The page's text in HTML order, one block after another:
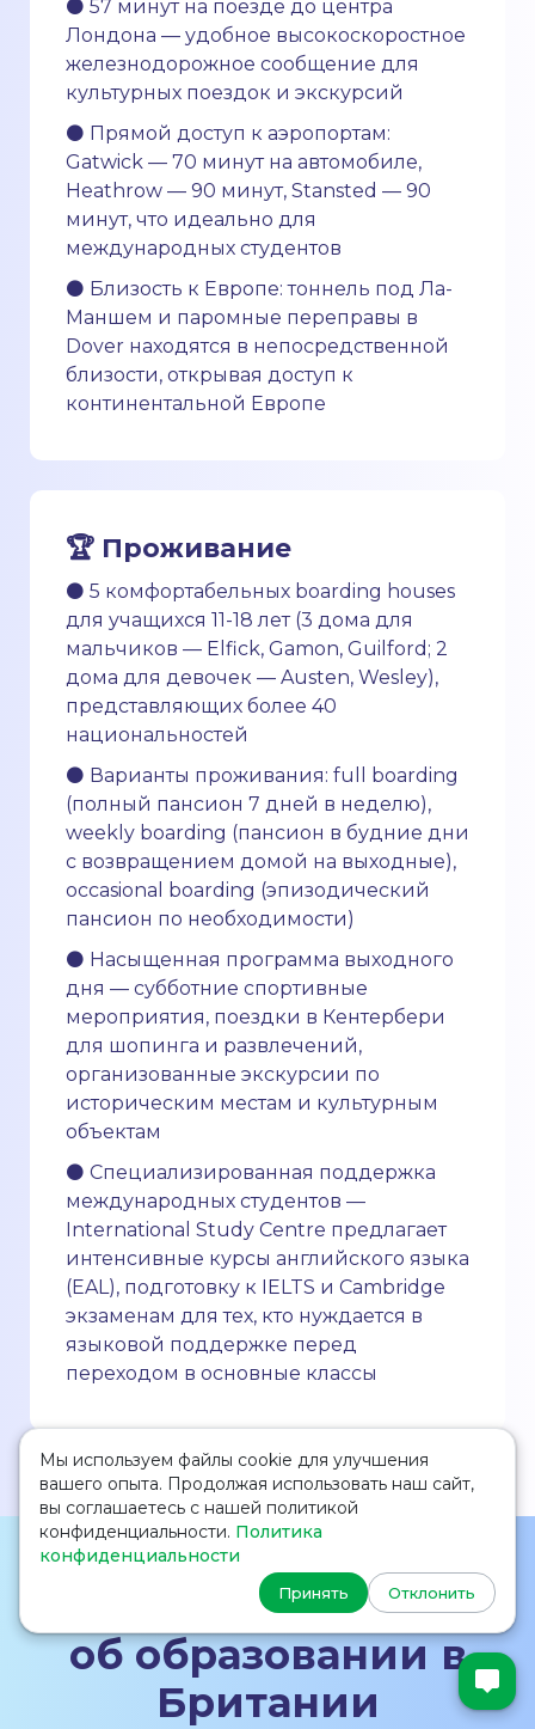
⚫ 57 минут на поезде до центра
Лондона — удобное высокоскоростное
железнодорожное сообщение для
культурных поездок и экскурсий
⚫ Прямой доступ к аэропортам:
Gatwick — 70 минут на автомобиле,
Heathrow — 90 минут, Stansted — 90
минут, что идеально для
международных студентов
⚫ Близость к Европе: тоннель под Ла-
Маншем и паромные переправы в
Dover находятся в непосредственной
близости, открывая доступ к
континентальной Европе
🏆 Проживание
⚫ 5 комфортабельных boarding houses
для учащихся 11-18 лет (3 дома для
мальчиков — Elfick, Gamon, Guilford; 2
дома для девочек — Austen, Wesley),
представляющих более 40
национальностей
⚫ Варианты проживания: full boarding
(полный пансион 7 дней в неделю),
weekly boarding (пансион в будние дни
с возвращением домой на выходные),
occasional boarding (эпизодический
пансион по необходимости)
⚫ Насыщенная программа выходного
дня — субботние спортивные
мероприятия, поездки в Кентербери
для шопинга и развлечений,
организованные экскурсии по
историческим местам и культурным
объектам
⚫ Специализированная поддержка
международных студентов —
International Study Centre предлагает
интенсивные курсы английского языка
(EAL), подготовку к IELTS и Cambridge
экзаменам для тех, кто нуждается в
языковой поддержке перед
переходом в основные классы
🧑‍🎓 Видеосеминары
об образовании в
Британии
Мы используем файлы cookie для улучшения
вашего опыта. Продолжая использовать наш сайт,
вы соглашаетесь с нашей политикой
конфиденциальности. Политика
конфиденциальности
Принять Отклонить